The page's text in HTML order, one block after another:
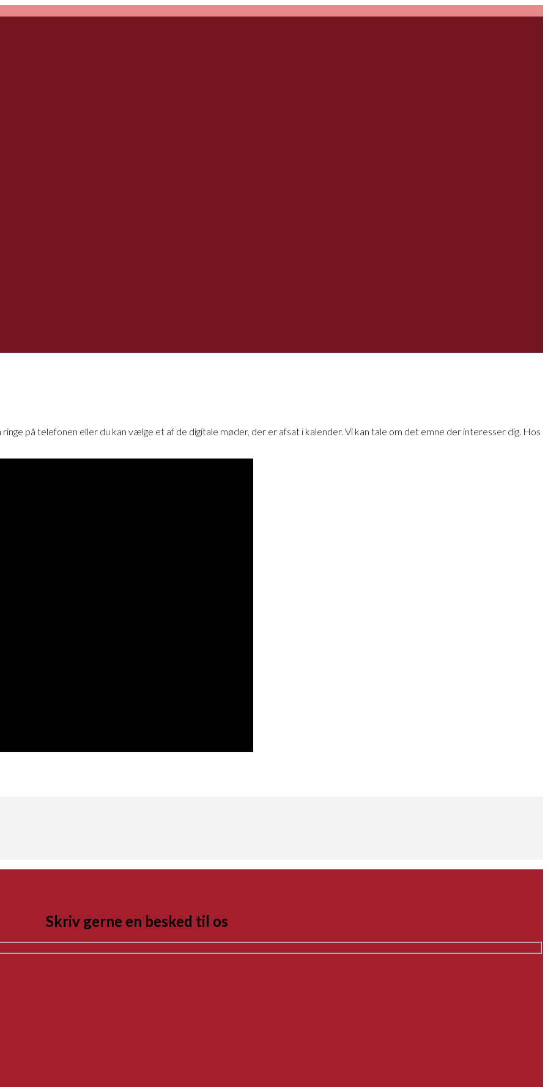
på telefonen eller du kan vælge et af de digitale møder, der er afsat i kalender. Vi kan tale om det emne der interesser dig. Hos
Skriv gerne en besked til os